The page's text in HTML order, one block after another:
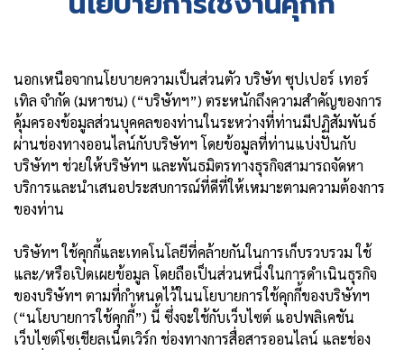
นอกเหนือจากนโยบายความเป็นส่วนตัว บริษัท ซุปเปอร์ เทอร์
เทิล จำกัด (มหาชน) (“บริษัทฯ”) ตระหนักถึงความสำคัญของการ
คุ้มครองข้อมูลส่วนบุคคลของท่านในระหว่างที่ท่านมีปฏิสัมพันธ์
ผ่านช่องทางออนไลน์กับบริษัทฯ โดยข้อมูลที่ท่านแบ่งปันกับ
บริษัทฯ ช่วยให้บริษัทฯ และพันธมิตรทางธุรกิจสามารถจัดหา
บริการและนำเสนอประสบการณ์ที่ดีที่ให้เหมาะตามความต้องการ
ของท่าน
บริษัทฯ ใช้คุกกี้และเทคโนโลยีที่คล้ายกันในการเก็บรวบรวม ใช้
และ/หรือเปิดเผยข้อมูล โดยถือเป็นส่วนหนึ่งในการดำเนินธุรกิจ
ของบริษัทฯ ตามที่กำหนดไว้ในนโยบายการใช้คุกกี้ของบริษัทฯ
(“นโยบายการใช้คุกกี้”) นี้ ซึ่งจะใช้กับเว็บไซต์ แอปพลิเคชัน
เว็บไซต์โซเชียลเน็ตเวิร์ก ช่องทางการสื่อสารออนไลน์ และช่อง